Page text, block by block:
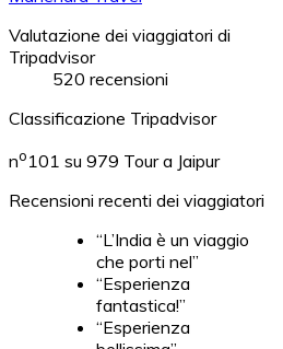
Valutazione dei viaggiatori di
Tripadvisor
520 recensioni
Classificazione Tripadvisor
no101 su 979 Tour a Jaipur
Recensioni recenti dei viaggiatori
“L’India è un viaggio
che porti nel”
“Esperienza
fantastica!”
“Esperienza